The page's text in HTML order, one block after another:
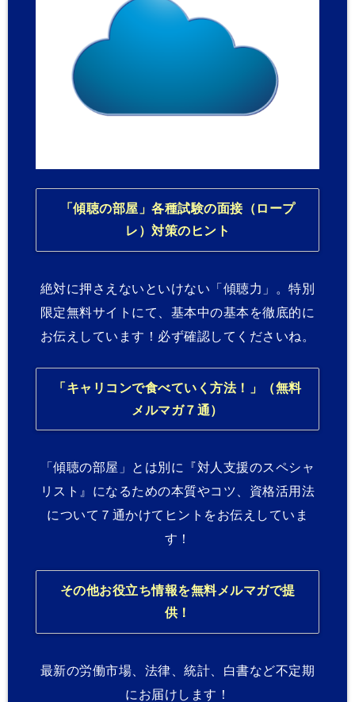
「傾聴の部屋」各種試験の面接（ロープ
レ）対策のヒント
絶対に押さえないといけない「傾聴力」。特別
限定無料サイトにて、基本中の基本を徹底的に
お伝えしています！必ず確認してくださいね。
「キャリコンで食べていく方法！」（無料
メルマガ７通）
「傾聴の部屋」とは別に『対人支援のスペシャ
リスト』になるための本質やコツ、資格活用法
について７通かけてヒントをお伝えしていま
す！
その他お役立ち情報を無料メルマガで提
供！
最新の労働市場、法律、統計、白書など不定期
にお届けします！